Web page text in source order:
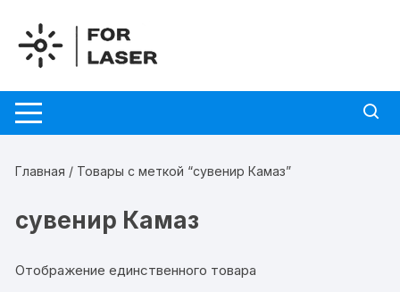
содержимому
Главная / Товары с меткой “сувенир Камаз”
сувенир Камаз
Отображение единственного товара